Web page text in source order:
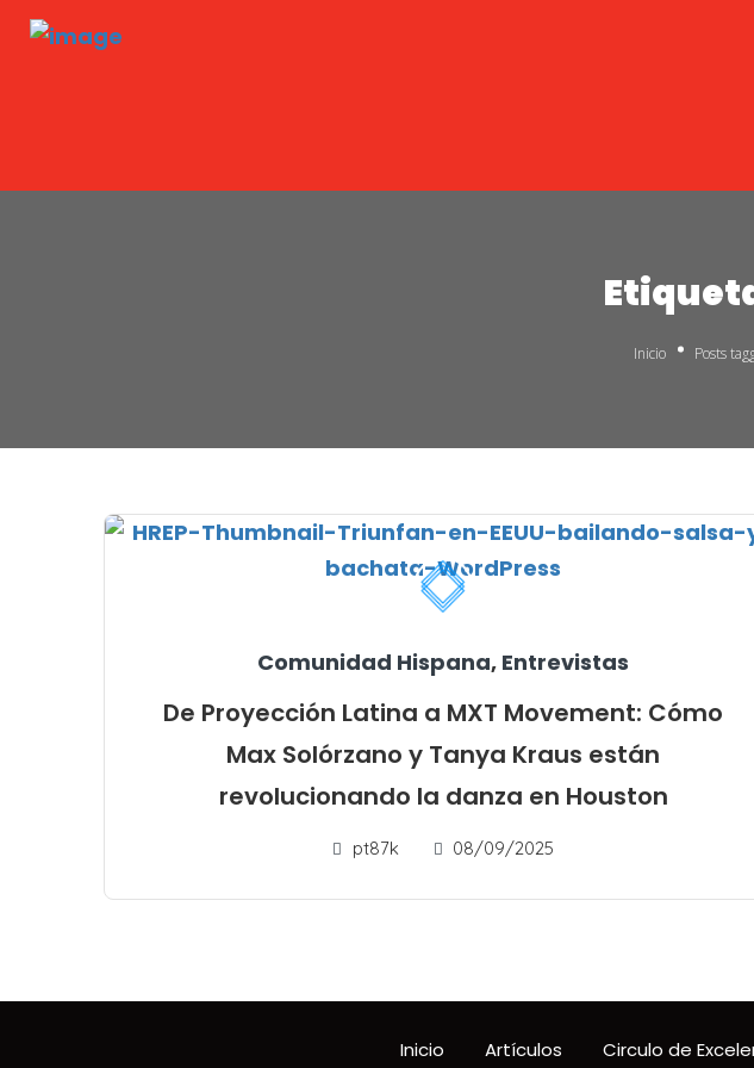
Inicio Posts
Comunidad Hispana, Entrevistas
De Proyección Latina a MXT Movement: Cómo
Max Solórzano y Tanya Kraus están
revolucionando la danza en Houston
pt87k 08/09/2025
Inicio Artículos Circulo de